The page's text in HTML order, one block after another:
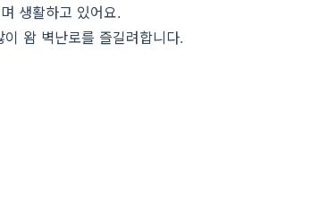
생활하고 있어요.
왐 벽난로를 즐길려합니다.